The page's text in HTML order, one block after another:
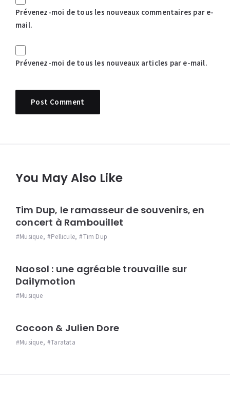
Prévenez-moi de tous les nouveaux commentaires par e-
mail.
Prévenez-moi de tous les nouveaux articles par e-mail.
You May Also Like
Tim Dup, le ramasseur de souvenirs, en
concert à Rambouillet
Musique, Pellicule, Tim Dup
Naosol : une agréable trouvaille sur
Dailymotion
Musique
Cocoon & Julien Dore
Musique, Taratata